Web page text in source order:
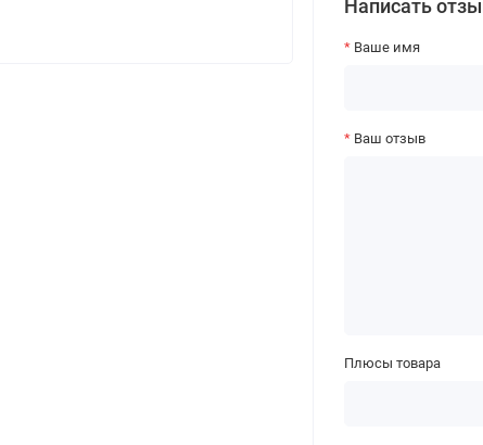
Написать
Ваше имя
Ваш отзыв
Плюсы товара